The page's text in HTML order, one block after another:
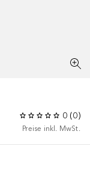
0 (0)
Preise inkl. MwSt.